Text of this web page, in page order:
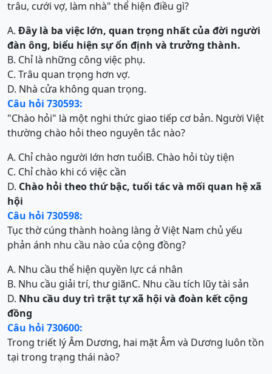
trâu, cưới vợ, làm nhà" thể hiện điều gì?
A. Đây là ba việc lớn, quan trọng nhất của đời người
đàn ông, biểu hiện sự ổn định và trưởng thành.
B. Chỉ là những công việc phụ.
C. Trâu quan trọng hơn vợ.
D. Nhà cửa không quan trọng.
Câu hỏi 730593:
"Chào hỏi" là một nghi thức giao tiếp cơ bản. Người Việt
thường chào hỏi theo nguyên tắc nào?
A. Chỉ chào người lớn hơn tuổiB. Chào hỏi tùy tiện
C. Chỉ chào khi có việc cần
D. Chào hỏi theo thứ bậc, tuổi tác và mối quan hệ xã
hội
Câu hỏi 730598:
Tục thờ cúng thành hoàng làng ở Việt Nam chủ yếu
phản ánh nhu cầu nào của cộng đồng?
A. Nhu cầu thể hiện quyền lực cá nhân
B. Nhu cầu giải trí, thư giãnC. Nhu cầu tích lũy tài sản
D. Nhu cầu duy trì trật tự xã hội và đoàn kết cộng
đồng
Câu hỏi 730600:
Trong triết lý Âm Dương, hai mặt Âm và Dương luôn tồn
tại trong trạng thái nào?